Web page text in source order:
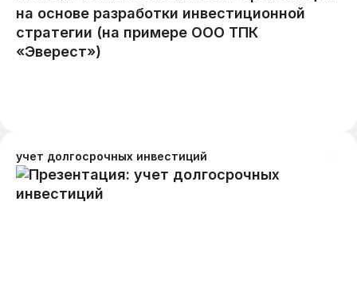
учет долгосрочных инвестиций